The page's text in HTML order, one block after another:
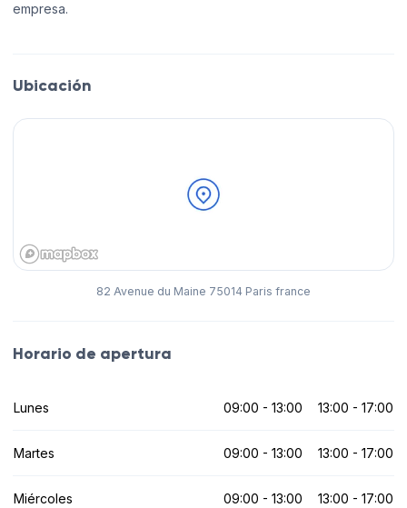
empresa.
Ubicación
82 Avenue du Maine 75014 Paris france
Horario de apertura
Lunes 09:00 - 13:00 13:00 - 17:00
Martes 09:00 - 13:00 13:00 - 17:00
Miércoles 09:00 - 13:00 13:00 - 17:00